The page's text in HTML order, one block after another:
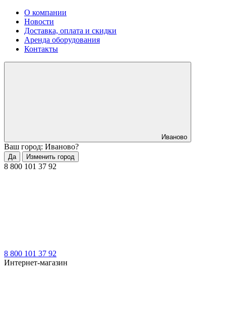
О компании
Новости
Доставка, оплата и скидки
Аренда оборудования
Контакты
Иваново
Ваш город: Иваново?
Да Изменить город
8 800 101 37 92
8 800 101 37 92
Интернет-магазин